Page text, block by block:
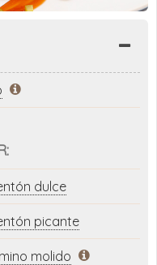
dulce
picante
molido